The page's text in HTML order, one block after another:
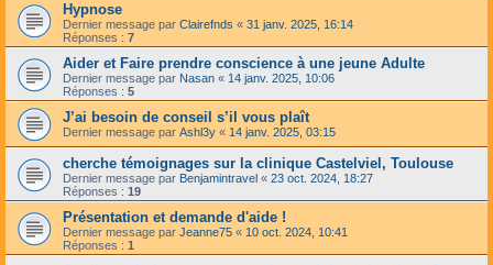
Hypnose
Dernier message par Clairefnds « 31 janv. 2025, 16:14
Réponses : 7
Aider et Faire prendre conscience à une jeune Adulte
Dernier message par Nasan « 14 janv. 2025, 10:06
Réponses : 5
J’ai besoin de conseil s’il vous plaît
Dernier message par Ashl3y « 14 janv. 2025, 03:15
cherche témoignages sur la clinique Castelviel, Toulouse
Dernier message par Benjamintravel « 23 oct. 2024, 18:27
Réponses : 19
Présentation et demande d'aide !
Dernier message par Jeanne75 « 10 oct. 2024, 10:41
Réponses : 1